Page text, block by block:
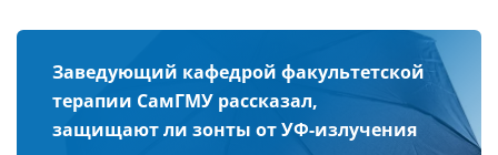
Заведующий кафедрой факультетской
терапии СамГМУ рассказал,
защищают ли зонты от УФ-излучения